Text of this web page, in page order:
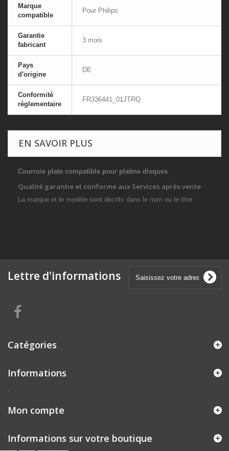
Marque
compatible
Pour Philips
Garantie
fabricant
3 mois
Pays
d'origine
DE
Conformité
règlementaire
FR336441_01JTRQ
EN SAVOIR PLUS
Courroie plate compatible pour platine disques
Qualité garantie et conforme aux Services après vente
La marque et le modèle sont décrits dans le nom ou le titre
Lettre d'informations
Catégories
Informations
.
Mon compte
Informations sur votre boutique